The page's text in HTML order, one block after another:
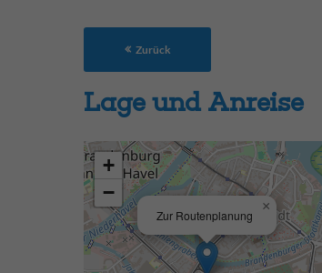
Zurück
Lage und Anreise
Zur Routenplanung
×
+
−